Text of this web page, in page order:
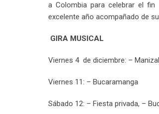
a Colombia para celebrar el
excelente año acompañado de
GIRA MUSICAL
Viernes 4 de diciembre: –
Viernes 11: – Bucaramanga
Sábado 12: – Fiesta privada, –